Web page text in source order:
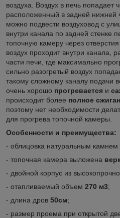
воздуха. Воздух в печь попадает
расположенный в задней нижней
можно подвести воздуховод с
внутри канала по задней стенке
топочную камеру через отверстия
воздух проходит внутри канала,
части печи, где максимально
сильно разогретый воздух
такому сложному каналу подачи
очень хорошо прогревается и
происходит более полное
поэтому нет необходимости
для прогрева топочной камеры.
Особенности и преимущества:
- облицовка натуральным камнем
- топочная камера выложена
- двойной корпус из
- отапливаемый объем 270 м3;
- длина дров 50см;
- размер проема при открытой